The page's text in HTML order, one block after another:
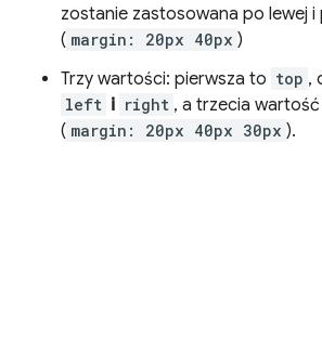
zostanie zastosowana po lewej i
( margin: 20px 40px )
Trzy wartości: pierwsza to top ,
left i right , a trzecia
( margin: 20px 40px 30px ).